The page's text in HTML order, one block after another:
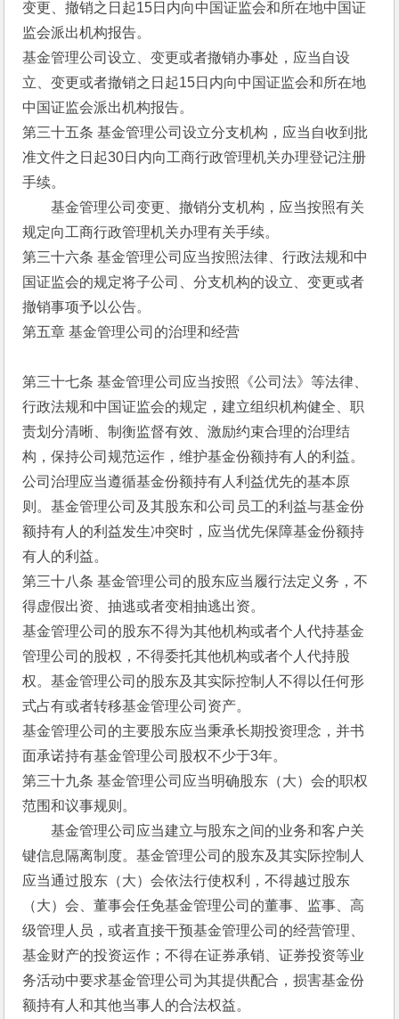
变更、撤销之日起15日内向中国证监会和所在地中国证
监会派出机构报告。
基金管理公司设立、变更或者撤销办事处，应当自设
立、变更或者撤销之日起15日内向中国证监会和所在地
中国证监会派出机构报告。
第三十五条 基金管理公司设立分支机构，应当自收到批
准文件之日起30日内向工商行政管理机关办理登记注册
手续。
基金管理公司变更、撤销分支机构，应当按照有关
规定向工商行政管理机关办理有关手续。
第三十六条 基金管理公司应当按照法律、行政法规和中
国证监会的规定将子公司、分支机构的设立、变更或者
撤销事项予以公告。
第五章 基金管理公司的治理和经营
第三十七条 基金管理公司应当按照《公司法》等法律、
行政法规和中国证监会的规定，建立组织机构健全、职
责划分清晰、制衡监督有效、激励约束合理的治理结
构，保持公司规范运作，维护基金份额持有人的利益。
公司治理应当遵循基金份额持有人利益优先的基本原
则。基金管理公司及其股东和公司员工的利益与基金份
额持有人的利益发生冲突时，应当优先保障基金份额持
有人的利益。
第三十八条 基金管理公司的股东应当履行法定义务，不
得虚假出资、抽逃或者变相抽逃出资。
基金管理公司的股东不得为其他机构或者个人代持基金
管理公司的股权，不得委托其他机构或者个人代持股
权。基金管理公司的股东及其实际控制人不得以任何形
式占有或者转移基金管理公司资产。
基金管理公司的主要股东应当秉承长期投资理念，并书
面承诺持有基金管理公司股权不少于3年。
第三十九条 基金管理公司应当明确股东（大）会的职权
范围和议事规则。
基金管理公司应当建立与股东之间的业务和客户关
键信息隔离制度。基金管理公司的股东及其实际控制人
应当通过股东（大）会依法行使权利，不得越过股东
（大）会、董事会任免基金管理公司的董事、监事、高
级管理人员，或者直接干预基金管理公司的经营管理、
基金财产的投资运作；不得在证券承销、证券投资等业
务活动中要求基金管理公司为其提供配合，损害基金份
额持有人和其他当事人的合法权益。